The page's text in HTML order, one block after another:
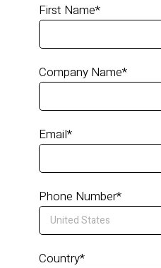
First Name*
Company Name*
Email*
Phone Number*
Country*